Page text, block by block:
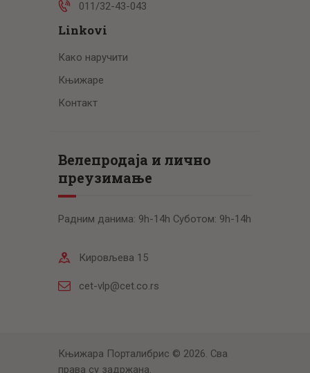
011/32-43-043
Linkovi
Како наручити
Књижаре
Контакт
Велепродаја и лично
преузимање
Радним данима: 9h-14h Суботом: 9h-14h
Кировљева 15
cet-vlp@cet.co.rs
Књижара Порталибрис © 2026. Сва
права су задржана.